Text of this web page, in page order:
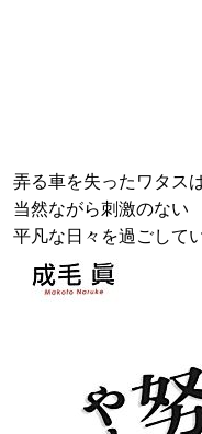
弄る車を失ったワタス
当然ながら刺激のない
平凡な日々を過ごして